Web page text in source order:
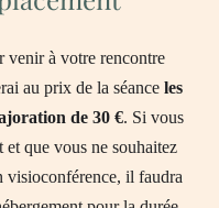
venir à votre rencontre
au prix de la séance les
de 30 €. Si vous
et que vous ne souhaitez
visioconférence, il faudra